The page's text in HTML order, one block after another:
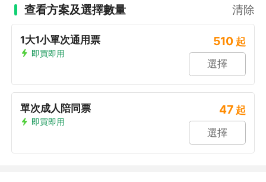
查看方案及選擇數量 清除
1大1小單次通用票
即買即用
510 起
選擇
單次成人陪同票
即買即用
47 起
選擇